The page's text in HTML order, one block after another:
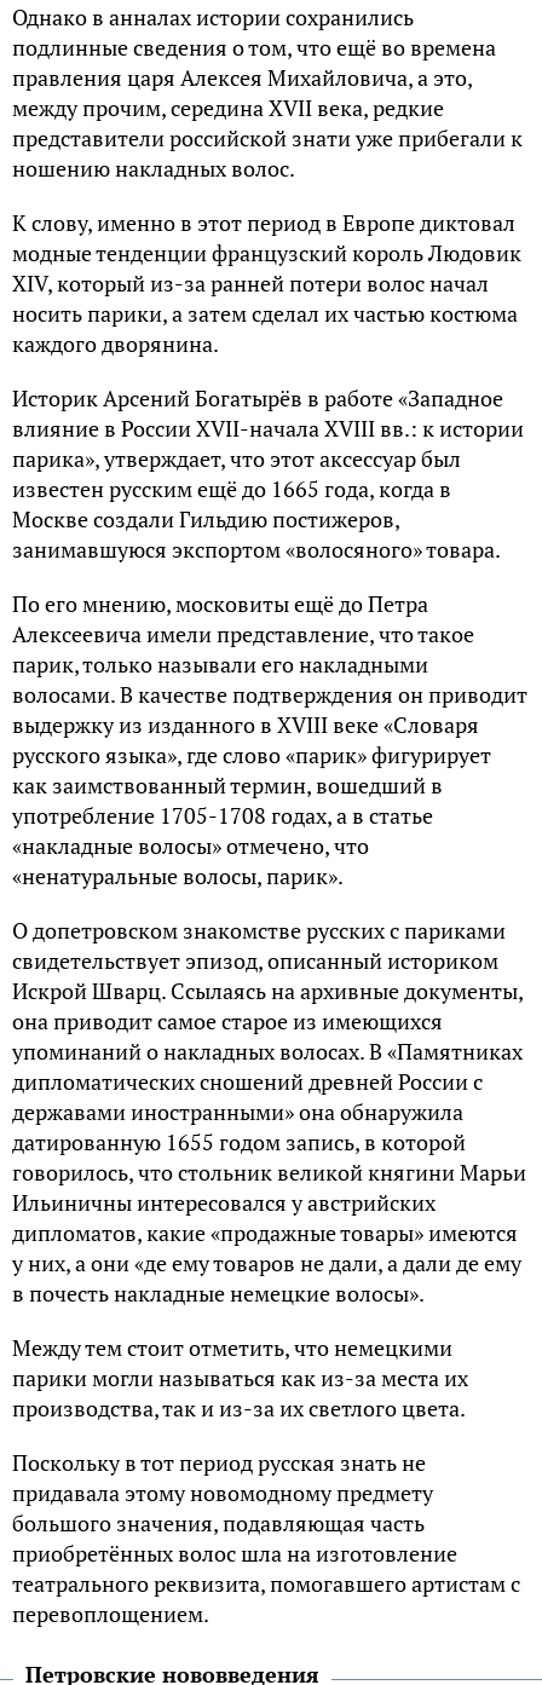
Однако в анналах истории сохранились
подлинные сведения о том, что ещё во времена
правления царя Алексея Михайловича, а это,
между прочим, середина XVII века, редкие
представители российской знати уже прибегали к
ношению накладных волос.
К слову, именно в этот период в Европе диктовал
модные тенденции французский король Людовик
XIV, который из-за ранней потери волос начал
носить парики, а затем сделал их частью костюма
каждого дворянина.
Историк Арсений Богатырёв в работе «Западное
влияние в России XVII-начала XVIII вв.: к истории
парика», утверждает, что этот аксессуар был
известен русским ещё до 1665 года, когда в
Москве создали Гильдию постижеров,
занимавшуюся экспортом «волосяного» товара.
По его мнению, московиты ещё до Петра
Алексеевича имели представление, что такое
парик, только называли его накладными
волосами. В качестве подтверждения он приводит
выдержку из изданного в XVIII веке «Словаря
русского языка», где слово «парик» фигурирует
как заимствованный термин, вошедший в
употребление 1705-1708 годах, а в статье
«накладные волосы» отмечено, что
«ненатуральные волосы, парик».
О допетровском знакомстве русских с париками
свидетельствует эпизод, описанный историком
Искрой Шварц. Ссылаясь на архивные документы,
она приводит самое старое из имеющихся
упоминаний о накладных волосах. В «Памятниках
дипломатических сношений древней России с
державами иностранными» она обнаружила
датированную 1655 годом запись, в которой
говорилось, что стольник великой княгини Марьи
Ильиничны интересовался у австрийских
дипломатов, какие «продажные товары» имеются
у них, а они «де ему товаров не дали, а дали де ему
в почесть накладные немецкие волосы».
Между тем стоит отметить, что немецкими
парики могли называться как из-за места их
производства, так и из-за их светлого цвета.
Поскольку в тот период русская знать не
придавала этому новомодному предмету
большого значения, подавляющая часть
приобретённых волос шла на изготовление
театрального реквизита, помогавшего артистам с
перевоплощением.
Петровские нововведения